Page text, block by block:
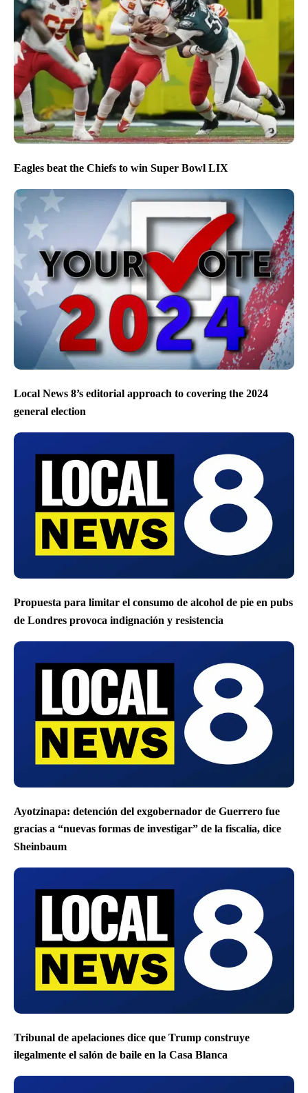
Eagles beat the Chiefs to win Super Bowl LIX
Local News 8’s editorial approach to covering the 2024
general election
Propuesta para limitar el consumo de alcohol de pie en pubs
de Londres provoca indignación y resistencia
Ayotzinapa: detención del exgobernador de Guerrero fue
gracias a “nuevas formas de investigar” de la fiscalía, dice
Sheinbaum
Tribunal de apelaciones dice que Trump construye
ilegalmente el salón de baile en la Casa Blanca